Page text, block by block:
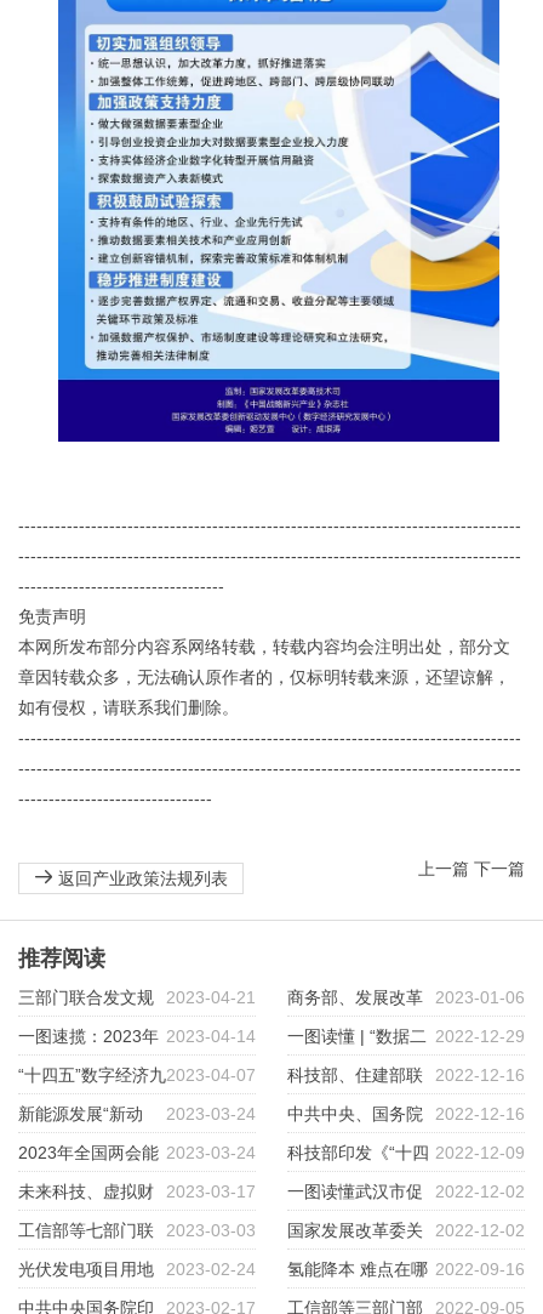
1 2 3
-----------------------------------------------------------------------------------
-----------------------------------------------------------------------------------
----------------------------------
免责声明
本网所发布部分内容系网络转载，转载内容均会注明出处，部分文
章因转载众多，无法确认原作者的，仅标明转载来源，还望谅解，
如有侵权，请联系我们删除。
-----------------------------------------------------------------------------------
-----------------------------------------------------------------------------------
--------------------------------
上一篇 下一篇
返回产业政策法规列表
推荐阅读
2023-04-21
三部门联合发文规
范用地管理，鼓励在沙漠戈壁建
大型光伏基地
2023-04-14
一图速揽：2023年
财政支持重点
2023-04-07
“十四五”数字经济九
大技术趋势展望
2023-03-24
新能源发展“新动
向”，企业迎来新一轮发展2023-03-24
2023年全国两会能
源报告
2023-03-17
未来科技、虚拟财
产立法……全国两会“数字经
济”六大热词来了！
2023-03-03
工信部等七部门联
合发文支持，智能检测装备产业
迎春风
2023-02-24
光伏发电项目用地
政策解析
2023-02-17
中共中央国务院印
2023-01-06
商务部、发展改革
委、自然资源部等10部门联合
印发《关于支持国家级经济技术
开发区创新提升更好发挥示范作
用若干措施的通知》
2022-12-29
一图读懂 | “数据二
十条”
2022-12-16
科技部、住建部联
合印发《“十四五”城镇化与城市
发展科技创新专项规划》
2022-12-16
中共中央、国务院
印发《扩大内需战略规划纲要
（2022－2035年）》
2022-12-09
科技部印发《“十四
五”国家高新技术产业开发区发
展规划》
2022-12-02
一图读懂武汉市促
进元宇宙创新发展方案2022-12-02
国家发展改革委关
于进一步完善政策环境加大力度
支持民间投资发展的意见
2022-09-16
氢能降本 难点在哪
2022-09-05
工信部等三部门部